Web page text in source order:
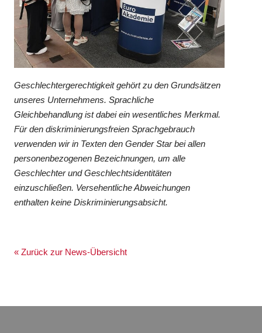
Geschlechtergerechtigkeit gehört zu den Grundsätzen
unseres Unternehmens. Sprachliche
Gleichbehandlung ist dabei ein wesentliches Merkmal.
Für den diskriminierungsfreien Sprachgebrauch
verwenden wir in Texten den Gender Star bei allen
personenbezogenen Bezeichnungen, um alle
Geschlechter und Geschlechtsidentitäten
einzuschließen. Versehentliche Abweichungen
enthalten keine Diskriminierungsabsicht.
« Zurück zur News-Übersicht